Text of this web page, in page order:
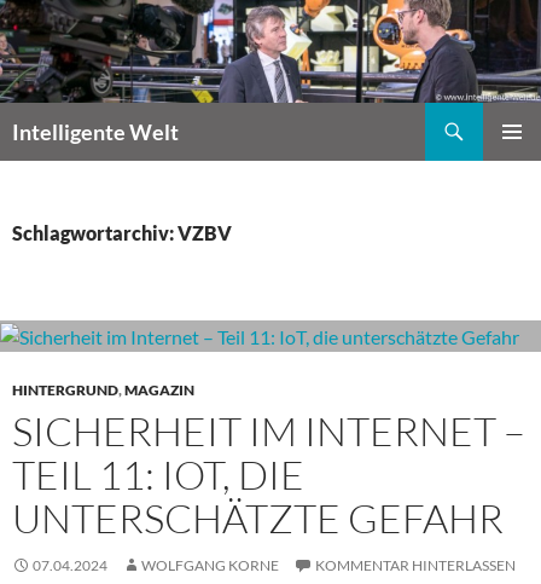
Zum
Inhalt
springen
Intelligente Welt
Schlagwortarchiv: VZBV
HINTERGRUND,MAGAZIN
SICHERHEIT IM INTERNET –
TEIL 11: IOT, DIE
UNTERSCHÄTZTE GEFAHR
07.04.2024 WOLFGANG KORNE KOMMENTAR HINTERLASSEN